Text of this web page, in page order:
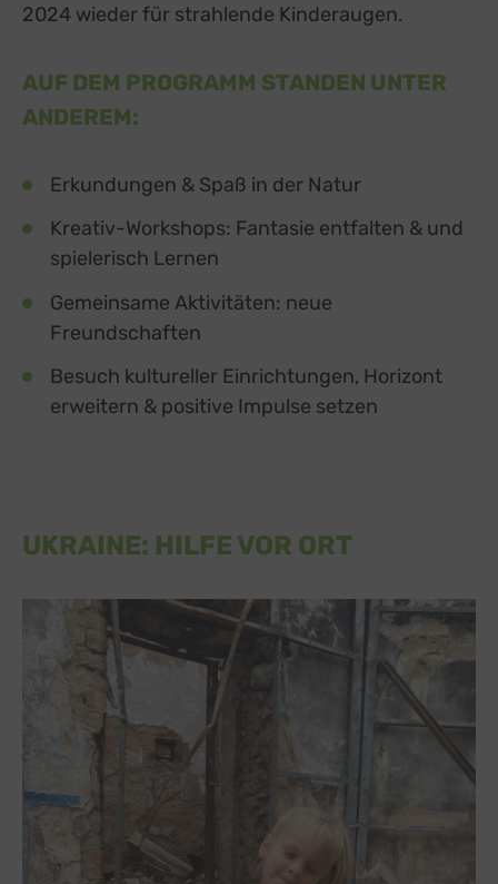
2024 wieder für strahlende Kinderaugen.
AUF DEM PROGRAMM STANDEN UNTER
ANDEREM:
Erkundungen & Spaß in der Natur
Kreativ-Workshops: Fantasie entfalten & und
spielerisch Lernen
Gemeinsame Aktivitäten: neue
Freundschaften
Besuch kultureller Einrichtungen, Horizont
erweitern & positive Impulse setzen
UKRAINE: HILFE VOR ORT